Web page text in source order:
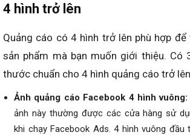
4 hình trở lên
Quảng cáo có 4 hình trở lên phù hợp để
sản phẩm mà bạn muốn giới thiệu. Có
thước chuẩn cho 4 hình quảng cáo trở
Ảnh quảng cáo Facebook 4 hình vuông:
ảnh này thường được các cửa hàng sử
khi chạy Facebook Ads. 4 hình vuông đầu